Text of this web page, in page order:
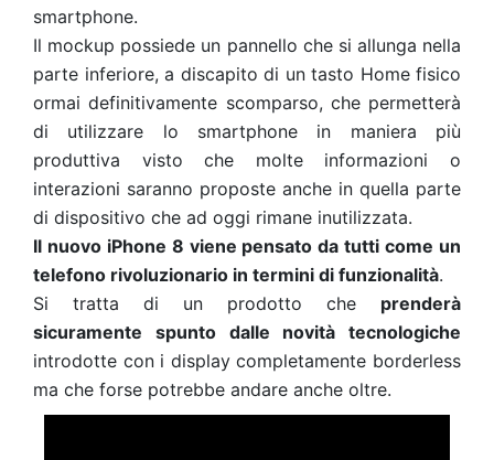
smartphone.
Il mockup possiede un pannello che si allunga nella
parte inferiore, a discapito di un tasto Home fisico
ormai definitivamente scomparso, che permetterà
di utilizzare lo smartphone in maniera più
produttiva visto che molte informazioni o
interazioni saranno proposte anche in quella parte
di dispositivo che ad oggi rimane inutilizzata.
Il nuovo iPhone 8 viene pensato da tutti come un
telefono rivoluzionario in termini di funzionalità.
Si tratta di un prodotto che prenderà
sicuramente spunto dalle novità tecnologiche
introdotte con i display completamente borderless
ma che forse potrebbe andare anche oltre.